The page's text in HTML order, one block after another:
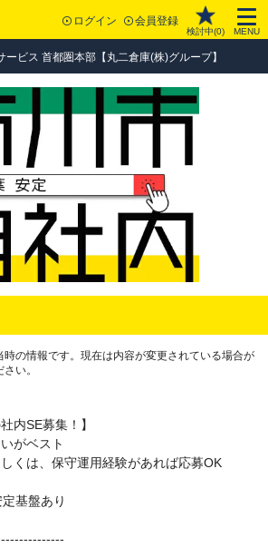
ログイン 会員登録
検討中(0) MENU
ビス 首都圏本部【丸二倉庫(株)グループ】
の情報です。現在は内容が変更されている場合が
い。
内SE募集！】
がベスト
くは、保守運用経験があれば応募OK
基盤あり